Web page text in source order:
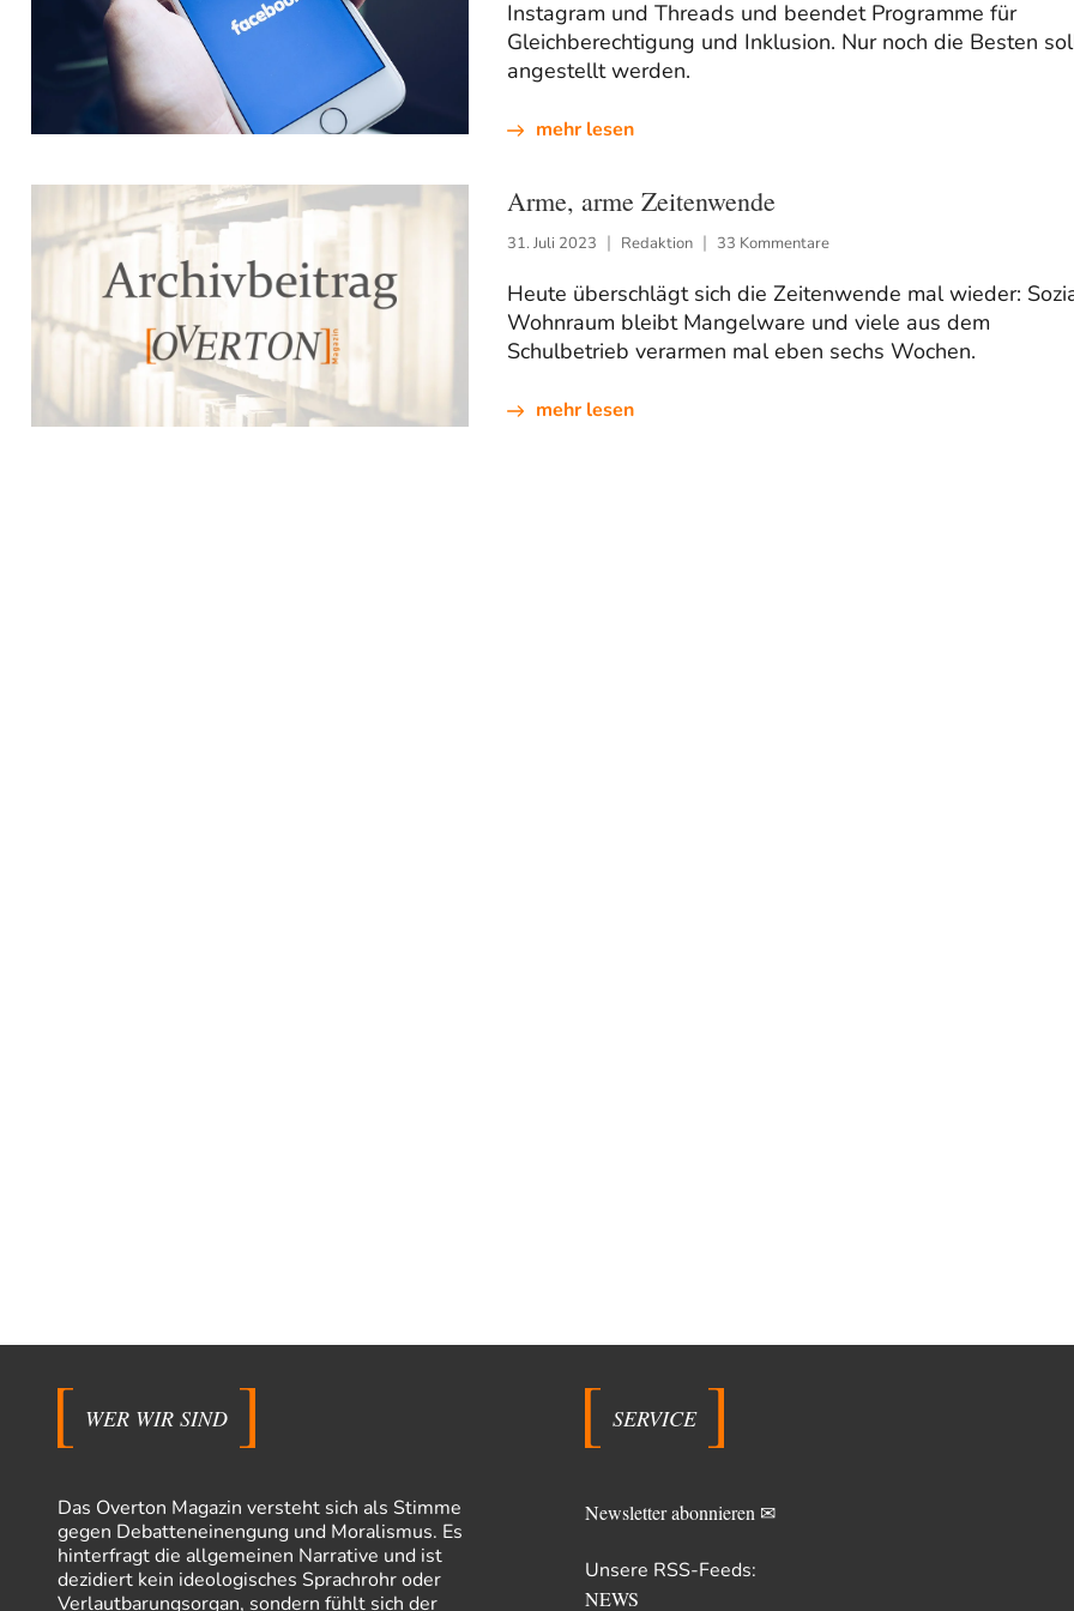
Instagram und Threads und beendet Programme für
Gleichberechtigung und Inklusion. Nur noch die Besten
angestellt werden.
mehr lesen
Arme, arme Zeitenwende
31. Juli 2023 Redaktion 33 Kommentare
Heute überschlägt sich die Zeitenwende mal wieder:
Wohnraum bleibt Mangelware und viele aus dem
Schulbetrieb verarmen mal eben sechs Wochen.
mehr lesen
WER WIR SIND
Das Overton Magazin versteht sich als Stimme
gegen Debatteneinengung und Moralismus. Es
hinterfragt die allgemeinen Narrative und ist
dezidiert kein ideologisches Sprachrohr oder
Verlautbarungsorgan, sondern fühlt sich der
SERVICE
Newsletter abonnieren ✉
Unsere RSS-Feeds:
NEWS